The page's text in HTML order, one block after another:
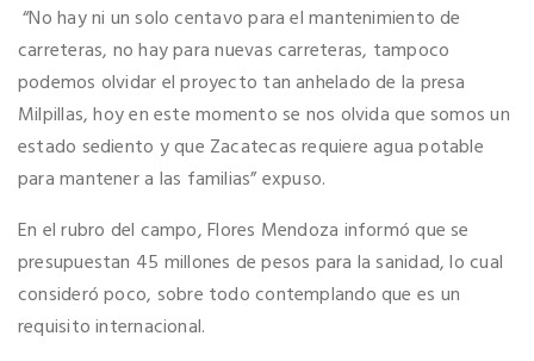
“No hay ni un solo centavo para el mantenimiento de
carreteras, no hay para nuevas carreteras, tampoco
podemos olvidar el proyecto tan anhelado de la presa
Milpillas, hoy en este momento se nos olvida que somos un
estado sediento y que Zacatecas requiere agua potable
para mantener a las familias” expuso.
En el rubro del campo, Flores Mendoza informó que se
presupuestan 45 millones de pesos para la sanidad, lo cual
consideró poco, sobre todo contemplando que es un
requisito internacional.